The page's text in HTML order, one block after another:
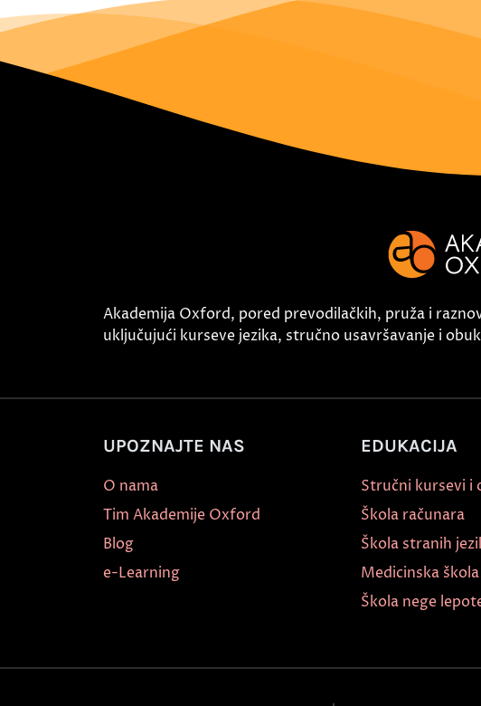
Akademija Oxford, pored prevodilačkih, pruža i
uključujući kurseve jezika, stručno usavršavanje i
UPOZNAJTE NAS
O nama
Tim Akademije Oxford
Blog
e-Learning
EDUKACIJA
Stručni kursevi i
Škola računara
Škola stranih
Medicinska škola
Škola nege